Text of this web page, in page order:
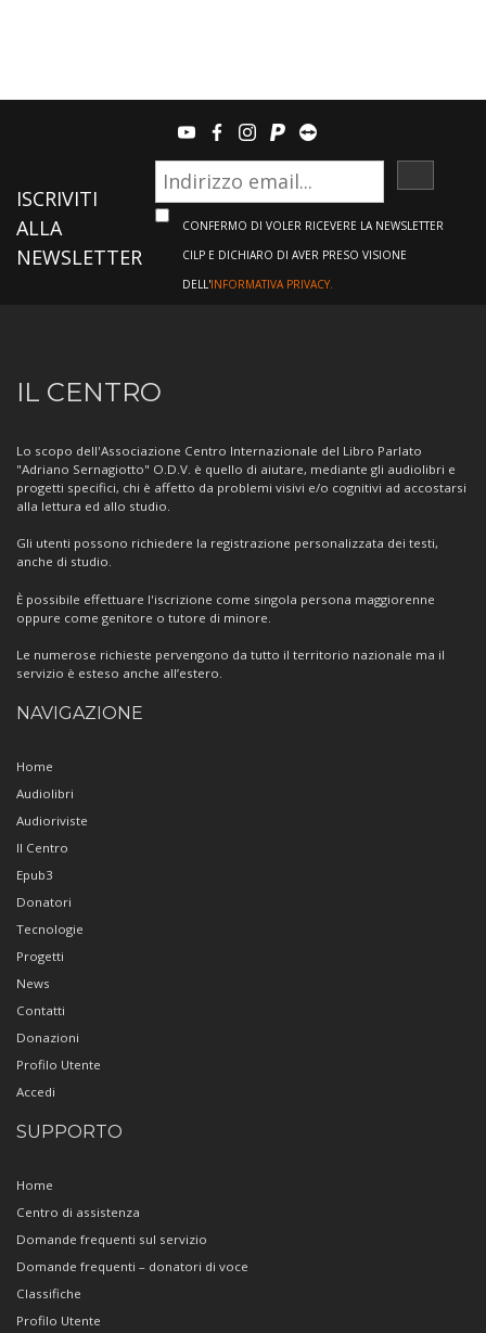
youtubefacebook
instagram
paypalteamviewer
ISCRIVITI
ALLA
NEWSLETTER
CONFERMO DI VOLER RICEVERE LA NEWSLETTER
CILP E DICHIARO DI AVER PRESO VISIONE
DELL'INFORMATIVA PRIVACY.
Informazioni
sul
Centro
IL CENTRO
Lo scopo dell'Associazione Centro Internazionale del Libro Parlato
"Adriano Sernagiotto" O.D.V. è quello di aiutare, mediante gli audiolibri e
progetti specifici, chi è affetto da problemi visivi e/o cognitivi ad accostarsi
alla lettura ed allo studio.
Gli utenti possono richiedere la registrazione personalizzata dei testi,
anche di studio.
È possibile effettuare l'iscrizione come singola persona maggiorenne
oppure come genitore o tutore di minore.
Le numerose richieste pervengono da tutto il territorio nazionale ma il
servizio è esteso anche all’estero.
NAVIGAZIONE
Home
Audiolibri
Audioriviste
Il Centro
Epub3
Donatori
Tecnologie
Progetti
News
Contatti
Donazioni
Profilo Utente
Accedi
SUPPORTO
Home
Centro di assistenza
Domande frequenti sul servizio
Domande frequenti – donatori di voce
Classifiche
Profilo Utente